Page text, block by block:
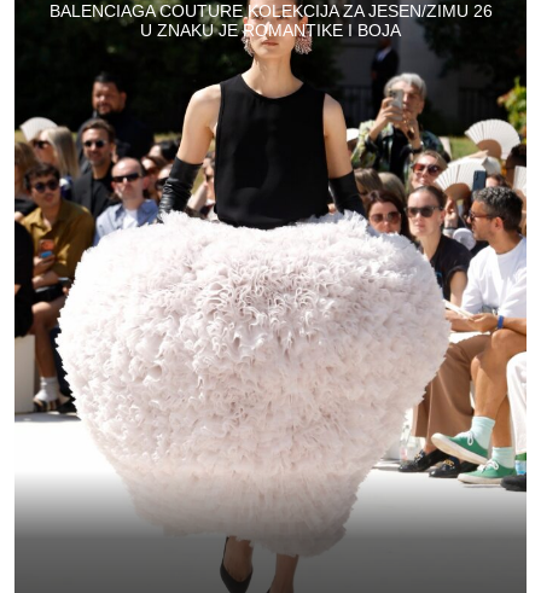
BALENCIAGA COUTURE KOLEKCIJA ZA JESEN/ZIMU 26
U ZNAKU JE ROMANTIKE I BOJA